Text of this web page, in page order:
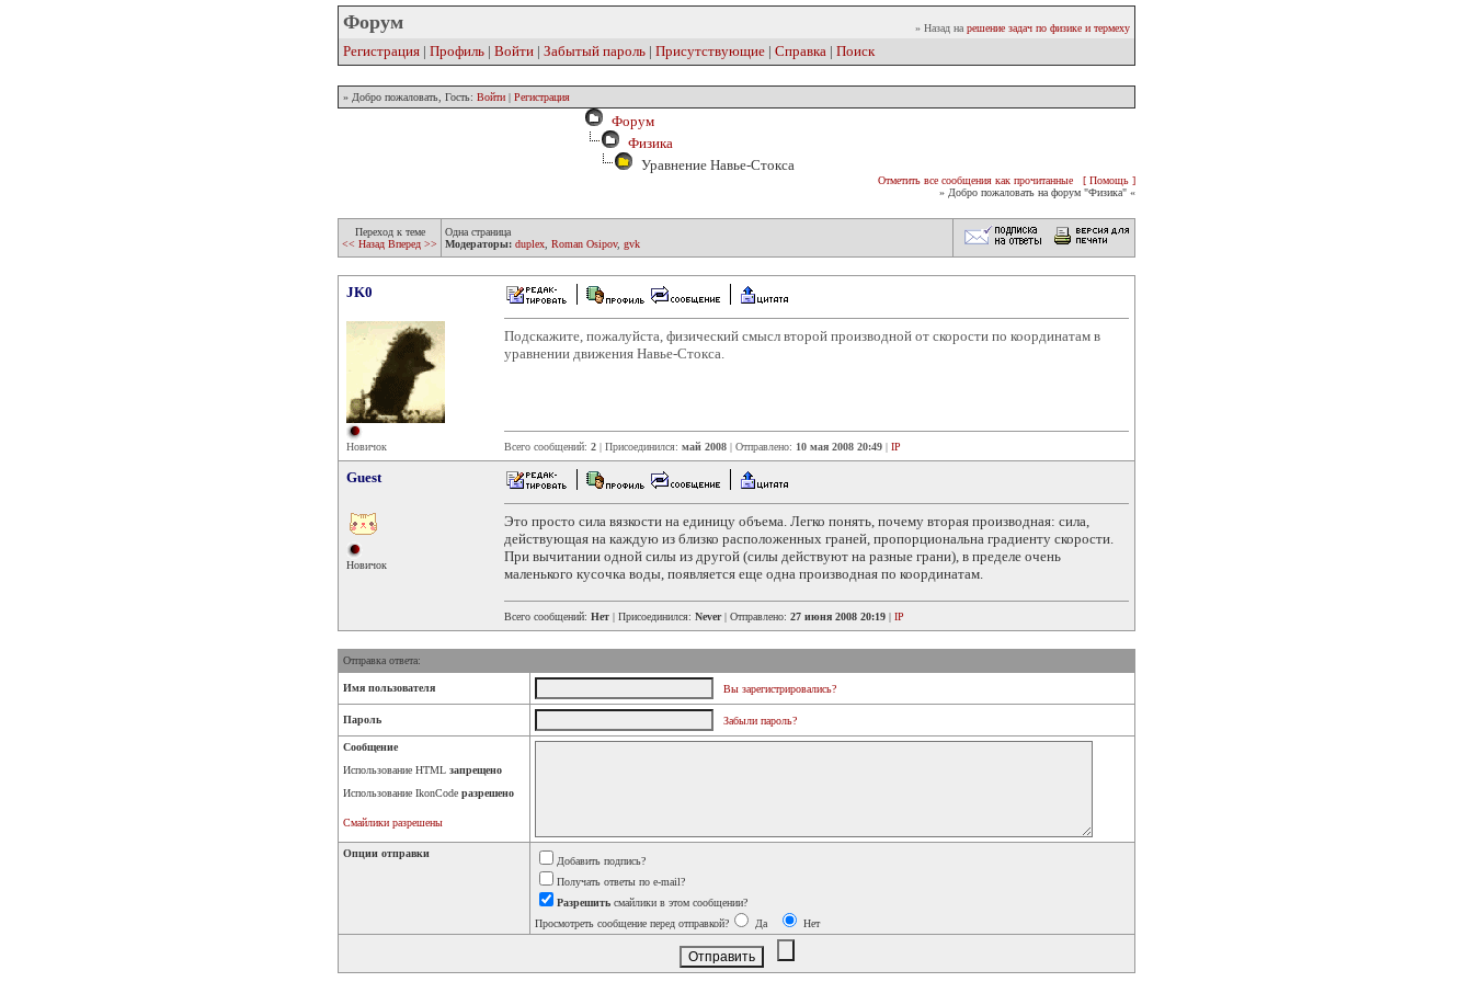
Форум » Назад на решение задач по физике и термеху
Регистрация | Профиль | Войти | Забытый пароль | Присутствующие | Справка | Поиск
» Добро пожаловать, Гость: Войти | Регистрация
Форум
Физика
Уравнение Навье-Стокса
Отметить все сообщения как прочитанные
[ Помощь ]
» Добро пожаловать на форум "Физика" «
Переход к теме
<< Назад Вперед >>
Одна страница
Модераторы: duplex Roman Osipov, gvk
JK0
Новичок
Подскажите, пожалуйста, физический смысл второй производной от скорости по координатам в
уравнении движения Навье-Стокса.
Всего сообщений: 2 | Присоединился: май 2008 | Отправлено: 10 мая 2008 20:49 | IP
Guest
Новичок
Это просто сила вязкости на единицу объема. Легко понять, почему вторая производная: сила,
действующая на каждую из близко расположенных граней, пропорциональна градиенту скорости.
При вычитании одной силы из другой (силы действуют на разные грани), в пределе очень
маленького кусочка воды, появляется еще одна производная по координатам.
Всего сообщений: Нет | Присоединился: Never| Отправлено: 27 июня 2008 20:19 | IP
Отправка ответа:
Имя пользователя Вы зарегистрировались?
Пароль Забыли пароль?
Сообщение
Использование HTML запрещено
Использование IkonCode разрешено
Смайлики разрешены
Опции отправки
Добавить подпись?
Получать ответы по e-mail?
Разрешить смайлики в этом сообщении?
Просмотреть сообщение перед отправкой?
Да Нет